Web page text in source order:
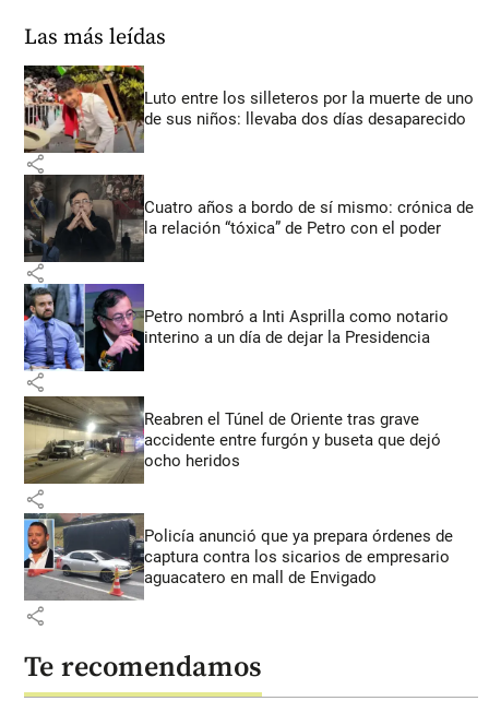
Las más leídas
Luto entre los silleteros por la muerte de uno
de sus niños: llevaba dos días desaparecido
share
Cuatro años a bordo de sí mismo: crónica de
la relación “tóxica” de Petro con el poder
share
Petro nombró a Inti Asprilla como notario
interino a un día de dejar la Presidencia
share
Reabren el Túnel de Oriente tras grave
accidente entre furgón y buseta que dejó
ocho heridos
share
Policía anunció que ya prepara órdenes de
captura contra los sicarios de empresario
aguacatero en mall de Envigado
share
Te recomendamos